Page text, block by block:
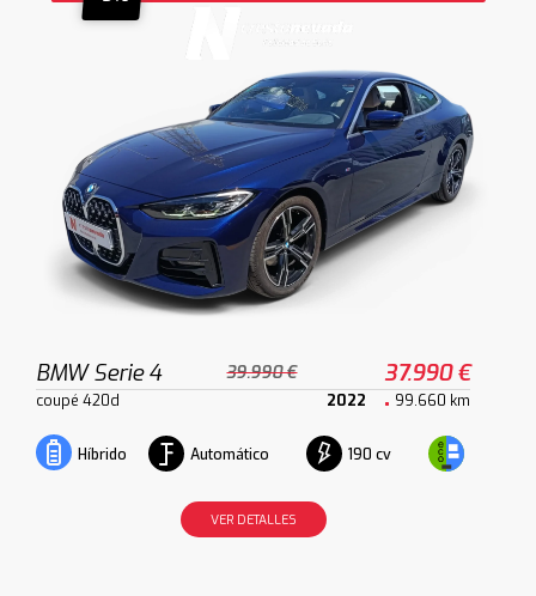
BMW Serie 4 39.990 € 37.990 €
coupé 420d 2022 99.660 km
Híbrido Automático 190 cv
VER DETALLES